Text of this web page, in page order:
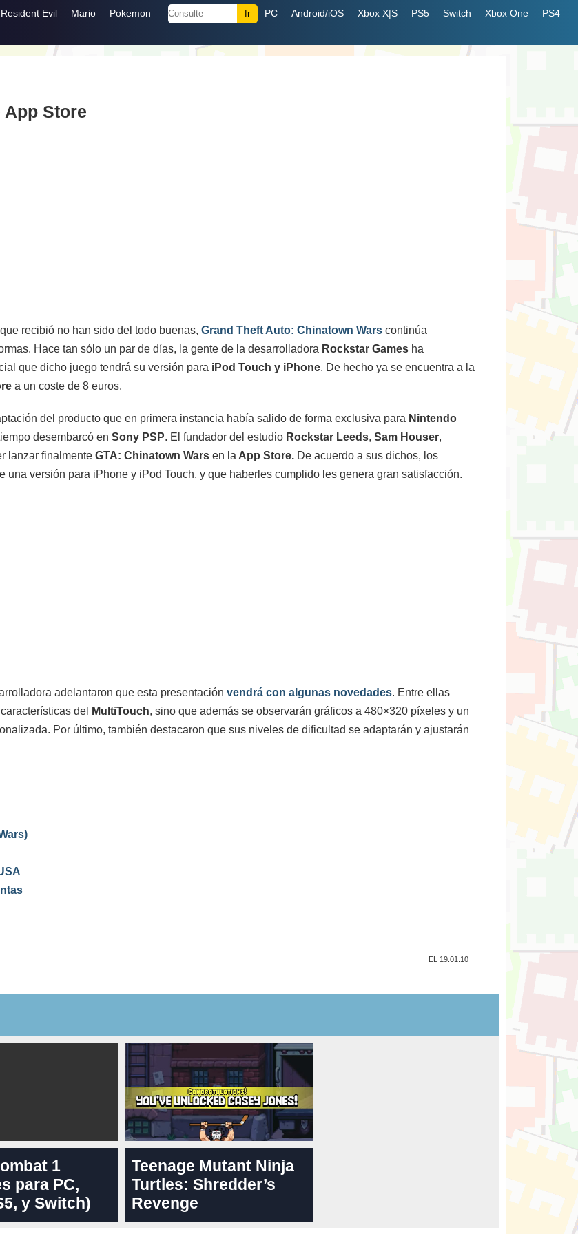
Resident Evil Mario Pokemon PC Android/iOS Xbox X|S PS5 Switch Xbox One
PS4
App Store
recibió no han sido del todo buenas, Grand Theft Auto: Chinatown Wars continúa
Hace tan sólo un par de días, la gente de la desarrolladora Rockstar Games ha
que dicho juego tendrá su versión para iPod Touch y iPhone. De hecho ya se encuentra a la
a un coste de 8 euros.
del producto que en primera instancia había salido de forma exclusiva para Nintendo
desembarcó en Sony PSP. El fundador del estudio Rockstar Leeds, Sam Houser,
lanzar finalmente GTA: Chinatown Wars en la App Store. De acuerdo a sus dichos, los
versión para iPhone y iPod Touch, y que haberles cumplido les genera gran satisfacción.
adelantaron que esta presentación vendrá con algunas novedades. Entre ellas
del
MultiTouch, sino que además se observarán gráficos a 480×320 píxeles y un
Por último, también destacaron que sus niveles de dificultad se adaptarán y ajustarán
EL 19.01.10
1
para PC,
y Switch)
Teenage Mutant Ninja
Turtles: Shredder’s
Revenge